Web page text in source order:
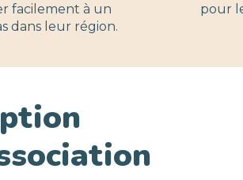
facilement à un
dans leur région.
pour